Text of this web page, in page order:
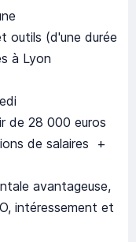
outils (d'une durée
à Lyon
de 28 000 euros
de salaires +
avantageuse,
intéressement et